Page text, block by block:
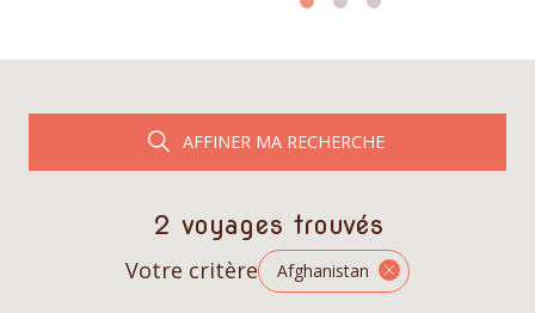
AFFINER MA RECHERCHE
2 voyages trouvés
Votre critère Afghanistan